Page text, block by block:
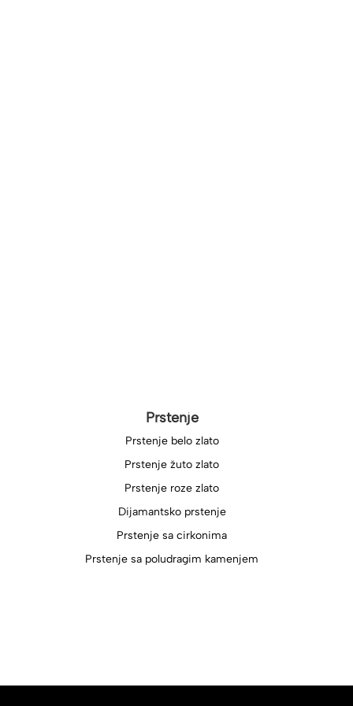
Prstenje
Prstenje belo zlato
Prstenje žuto zlato
Prstenje roze zlato
Dijamantsko prstenje
Prstenje sa cirkonima
Prstenje sa poludragim kamenjem